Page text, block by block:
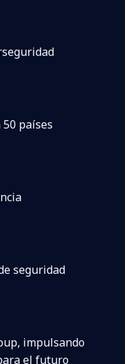
países
seguridad
impulsando
el futuro